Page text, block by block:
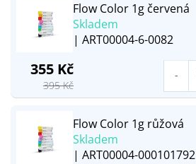
Flow Color 1g červená
Skladem
| ART00004-6-0082
355 Kč
395 Kč
Flow Color 1g růžová
Skladem
| ART00004-000101792